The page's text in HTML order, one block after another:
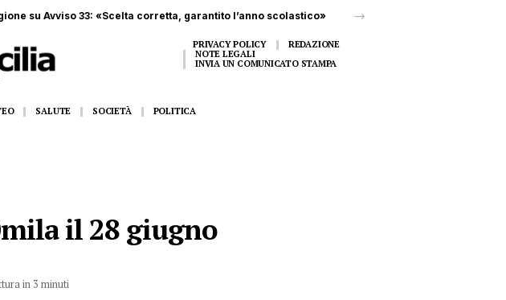
come bici
PRIVACY POLICY
REDAZIONE
NOTE LEGALI
INVIA UN COMUNICATO STAMPA
SALUTE SOCIETÀ POLITICA
il 28 giugno
in 3 minuti